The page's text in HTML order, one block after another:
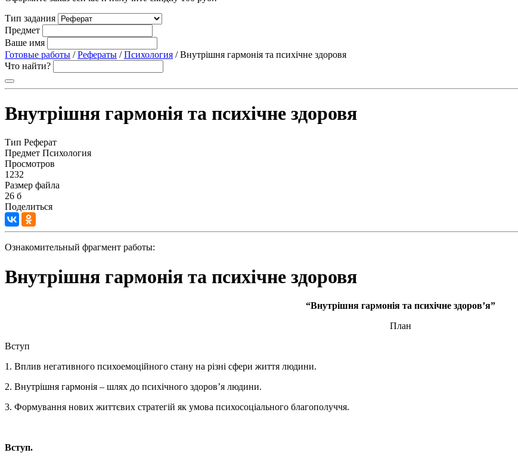
Тип задания
Предмет
Ваше имя
Готовые работы /Рефераты /Психология / Внутрішня гармонія та психічне здоровя
Что найти?
Внутрішня гармонія та психічне здоровя
Тип Реферат
Предмет Психология
Просмотров
1232
Размер файла
26 б
Поделиться
Ознакомительный фрагмент работы:
Внутрішня гармонія та психічне здоровя
“Внутрішня гармонія та психічне здоров’я”
План
Вступ
1. Вплив негативного психоемоційного стану на різні сфери життя людини.
2. Внутрішня гармонія – шлях до психічного здоров’я людини.
3. Формування нових життєвих стратегій як умова психосоціального благополуччя.
Вступ.